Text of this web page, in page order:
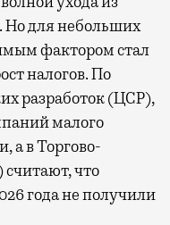
Но для небольших
фактором стал
налогов. По
разработок (ЦСР),
малого
а в Торгово-
что
года не получили